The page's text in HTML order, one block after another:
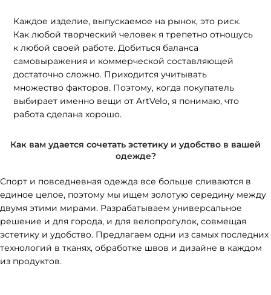
Каждое изделие, выпускаемое на рынок, это риск.
Как любой творческий человек я трепетно отношусь
к любой своей работе. Добиться баланса
самовыражения и коммерческой составляющей
достаточно сложно. Приходится учитывать
множество факторов. Поэтому, когда покупатель
выбирает именно вещи от ArtVelo, я понимаю, что
работа сделана хорошо.
Как вам удается сочетать эстетику и удобство в вашей
одежде?
Спорт и повседневная одежда все больше сливаются в
единое целое, поэтому мы ищем золотую середину между
двумя этими мирами. Разрабатываем универсальное
решение и для города, и для велопрогулок, совмещая
эстетику и удобство. Предлагаем одни из самых последних
технологий в тканях, обработке швов и дизайне в каждом
из продуктов.